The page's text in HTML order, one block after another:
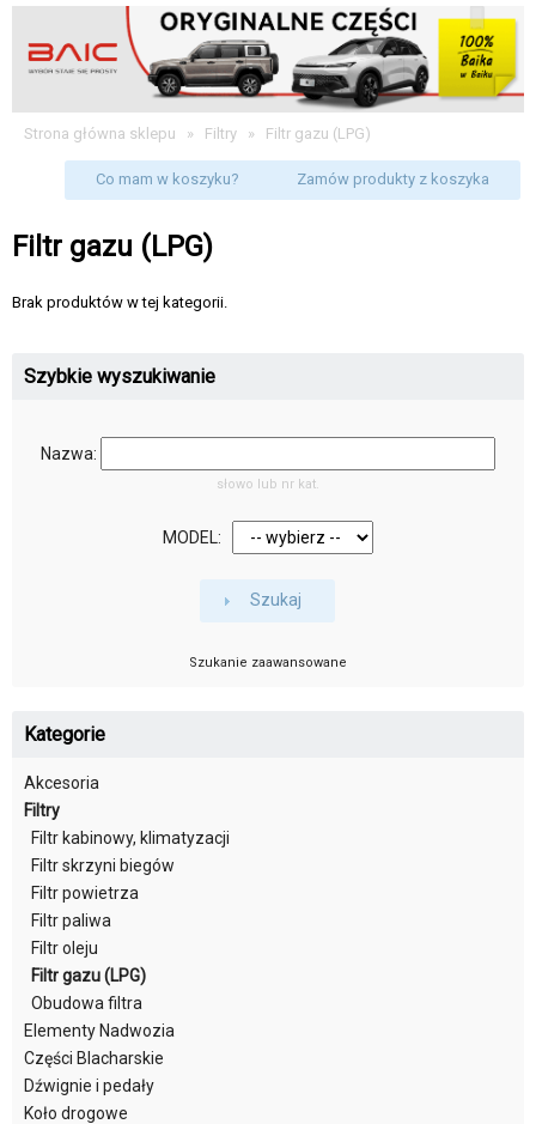
Strona główna sklepu » Filtry » Filtr gazu (LPG)
Co mam w koszyku? Zamów produkty z koszyka
Filtr gazu (LPG)
Brak produktów w tej kategorii.
Szybkie wyszukiwanie
Nazwa:
słowo lub nr kat.
MODEL:
Szukaj
Szukanie zaawansowane
Kategorie
Akcesoria
Filtry
Filtr kabinowy, klimatyzacji
Filtr skrzyni biegów
Filtr powietrza
Filtr paliwa
Filtr oleju
Filtr gazu (LPG)
Obudowa filtra
Elementy Nadwozia
Części Blacharskie
Dźwignie i pedały
Koło drogowe